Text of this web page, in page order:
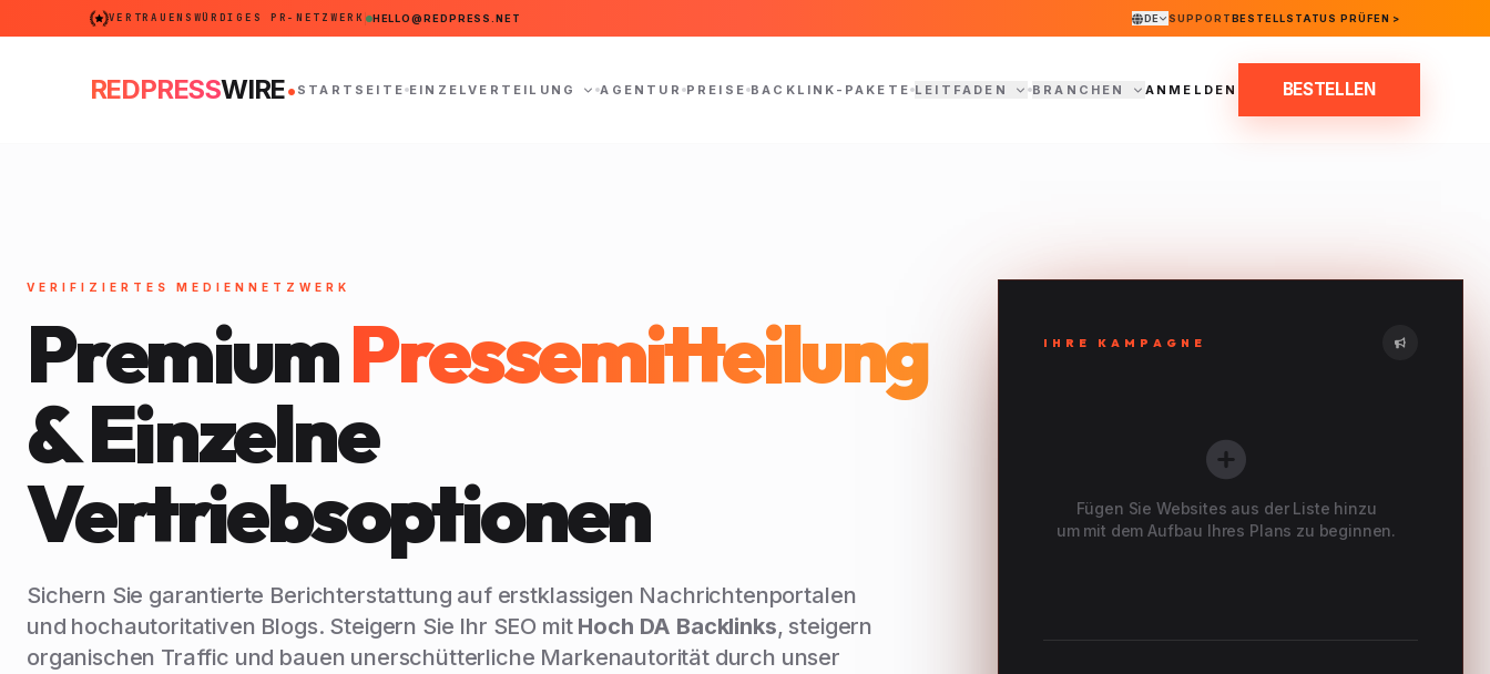
VERTRAUENSWÜRDIGES PR-NETZWERK HELLO@REDPRESS.NET DE SUPPORTBESTELLSTATUS PRÜFEN >
REDPRESSWIRE. STARTSEITE EINZELVERTEILUNG AGENTUR PREISE BACKLINK-PAKETE LEITFADEN BRANCHEN ANMELDEN BESTELLEN
VERIFIZIERTES MEDIENNETZWERK
PremiumPressemitteilung
& Einzelne
Vertriebsoptionen
Sichern Sie garantierte Berichterstattung auf erstklassigen Nachrichtenportalen
und hochautoritativen Blogs. Steigern Sie Ihr SEO mit Hoch DA Backlinks, steigern
organischen Traffic und bauen unerschütterliche Markenautorität durch unser
IHRE KAMPAGNE
Fügen Sie Websites aus der Liste hinzu
um mit dem Aufbau Ihres Plans zu beginnen.